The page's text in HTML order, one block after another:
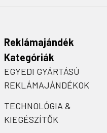
Reklámajándék
Kategóriák
EGYEDI GYÁRTÁSÚ
REKLÁMAJÁNDÉKOK
TECHNOLÓGIA &
KIEGÉSZÍTŐK